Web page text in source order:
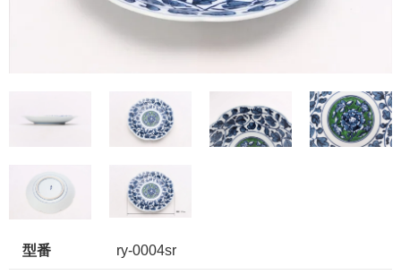
型番 ry-0004sr